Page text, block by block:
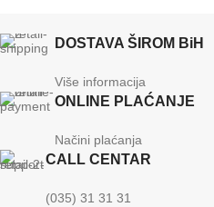
DOSTAVA ŠIROM BiH
Više informacija
ONLINE PLAĆANJE
Načini plaćanja
CALL CENTAR
(035) 31 31 31